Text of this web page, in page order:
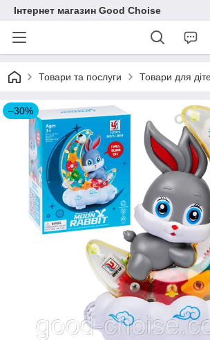
Інтернет магазин Good Choise
Товари та послуги Товари для
–30%